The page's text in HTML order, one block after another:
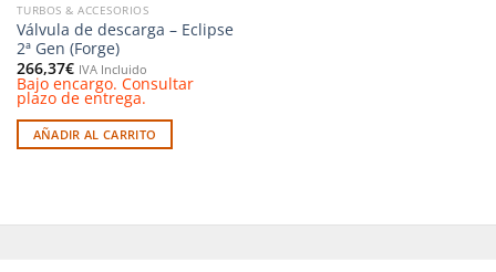
TURBOS & ACCESORIOS
Válvula de descarga – Eclipse
2ª Gen (Forge)
266,37€ IVA Incluido
Bajo encargo. Consultar
plazo de entrega.
AÑADIR AL CARRITO